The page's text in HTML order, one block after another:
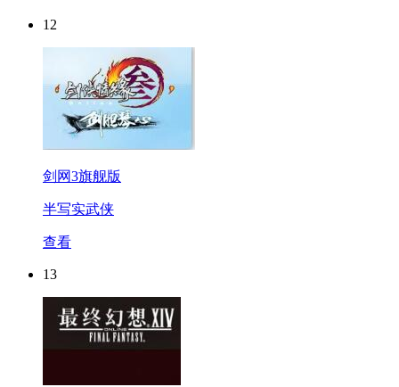
12
剑网3旗舰版
半写实武侠
查看
13